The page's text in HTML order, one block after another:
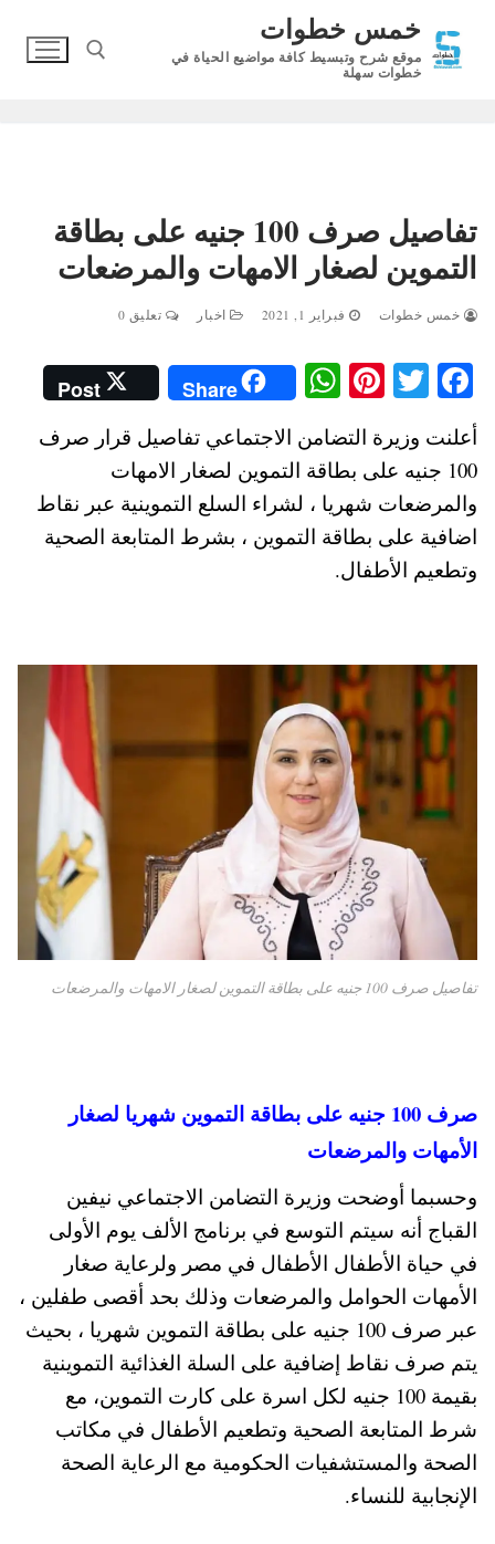
المحتوى
خمس خطوات
موقع شرح وتبسيط كافة مواضيع الحياة في
خطوات سهلة
تفاصيل صرف 100 جنيه على بطاقة
التموين لصغار الامهات والمرضعات
خمس خطوات فبراير 1, 2021 اخبار تعليق 0
Fa
bo
ok
T
wi
tte
r
Pi
nt
er
es
t
W
ha
ts
A
pp
Share
Post
أعلنت وزيرة التضامن الاجتماعي تفاصيل قرار صرف
100 جنيه على بطاقة التموين لصغار الامهات
والمرضعات شهريا ، لشراء السلع التموينية عبر نقاط
اضافية على بطاقة التموين ، بشرط المتابعة الصحية
وتطعيم الأطفال.
تفاصيل صرف 100 جنيه على بطاقة التموين لصغار الامهات والمرضعات
صرف 100 جنيه على بطاقة التموين شهريا لصغار
الأمهات والمرضعات
وحسبما أوضحت وزيرة التضامن الاجتماعي نيفين
القباج أنه سيتم التوسع في برنامج الألف يوم الأولى
في حياة الأطفال الأطفال في مصر ولرعاية صغار
الأمهات الحوامل والمرضعات وذلك بحد أقصى طفلين ،
عبر صرف 100 جنيه على بطاقة التموين شهريا ، بحيث
يتم صرف نقاط إضافية على السلة الغذائية التموينية
بقيمة 100 جنيه لكل اسرة على كارت التموين، مع
شرط المتابعة الصحية وتطعيم الأطفال في مكاتب
الصحة والمستشفيات الحكومية مع الرعاية الصحة
الإنجابية للنساء.